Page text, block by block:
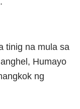
tinig na mula sa
Humayo
ng